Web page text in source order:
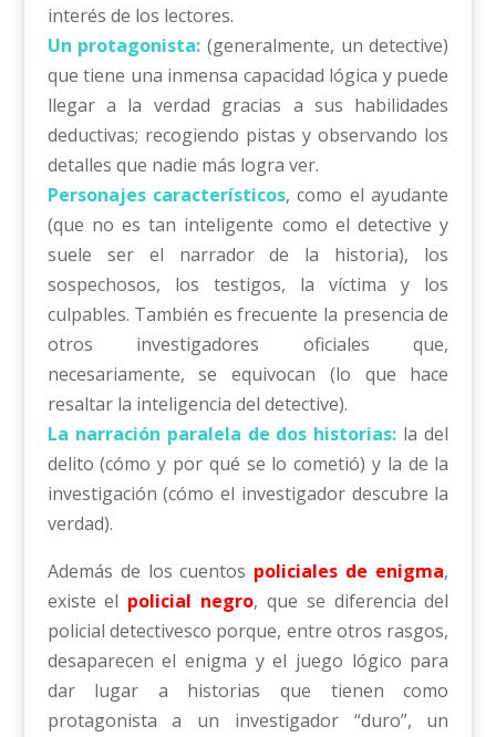
interés de los lectores.
Un protagonista: (generalmente, un detective)
que tiene una inmensa capacidad lógica y puede
llegar a la verdad gracias a sus habilidades
deductivas; recogiendo pistas y observando los
detalles que nadie más logra ver.
Personajes característicos, como el ayudante
(que no es tan inteligente como el detective y
suele ser el narrador de la historia), los
sospechosos, los testigos, la víctima y los
culpables. También es frecuente la presencia de
otros investigadores oficiales que,
necesariamente, se equivocan (lo que hace
resaltar la inteligencia del detective).
La narración paralela de dos historias: la del
delito (cómo y por qué se lo cometió) y la de la
investigación (cómo el investigador descubre la
verdad).
Además de los cuentos policiales de enigma,
existe el policial negro, que se diferencia del
policial detectivesco porque, entre otros rasgos,
desaparecen el enigma y el juego lógico para
dar lugar a historias que tienen como
protagonista a un investigador “duro”, un